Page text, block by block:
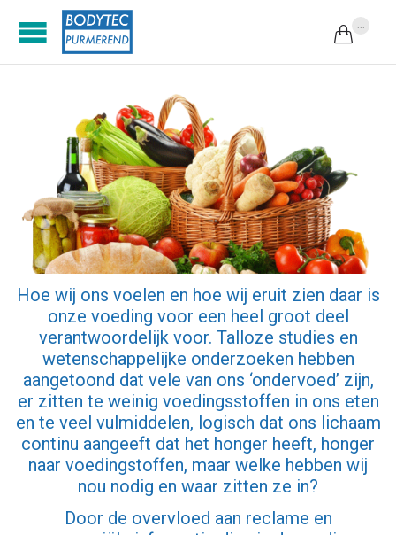

Hoe wij ons voelen en hoe wij eruit zien daar is
onze voeding voor een heel groot deel
verantwoordelijk voor. Talloze studies en
wetenschappelijke onderzoeken hebben
aangetoond dat vele van ons ‘ondervoed’ zijn,
er zitten te weinig voedingsstoffen in ons eten
en te veel vulmiddelen, logisch dat ons lichaam
continu aangeeft dat het honger heeft, honger
naar voedingstoffen, maar welke hebben wij
nou nodig en waar zitten ze in?
Door de overvloed aan reclame en